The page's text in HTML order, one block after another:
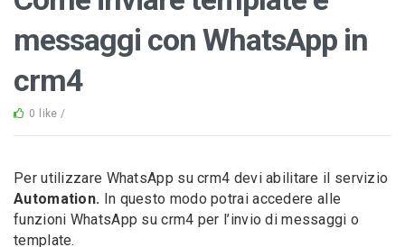
messaggi con WhatsApp in
crm4
0 like /
Per utilizzare WhatsApp su crm4 devi abilitare il servizio
Automation. In questo modo potrai accedere alle
funzioni WhatsApp su crm4 per l’invio di messaggi o
template.